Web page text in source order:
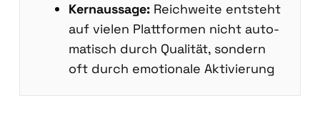
Kern­aus­sa­ge:Reich­wei­te ent­steht
auf vie­len Platt­for­men nicht auto­
ma­tisch durch Qua­li­tät, son­dern
oft durch emo­tio­na­le Akti­vie­rung